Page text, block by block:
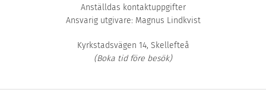
Anställdas kontaktuppgifter
Ansvarig utgivare: Magnus Lindkvist
Kyrkstadsvägen 14, Skellefteå
(Boka tid före besök)